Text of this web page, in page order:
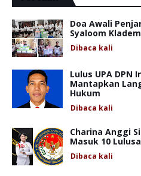
Doa Awali
Syaloom
Dibaca kali
Lulus UPA DPN
Mantapkan
Hukum
Dibaca kali
Charina Anggi
Masuk 10
Dibaca kali